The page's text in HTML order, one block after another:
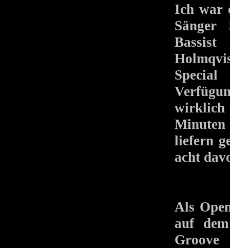
Ich war
Sänger
Minuten
liefern
acht
Als
auf